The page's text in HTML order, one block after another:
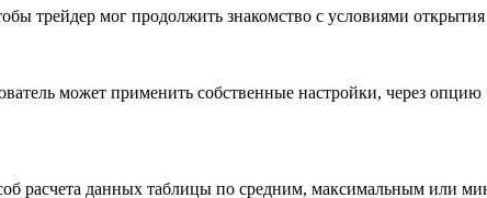
трейдер мог продолжить знакомство с условиями открытия
может применить собственные настройки, через опцию
расчета данных таблицы по средним, максимальным или